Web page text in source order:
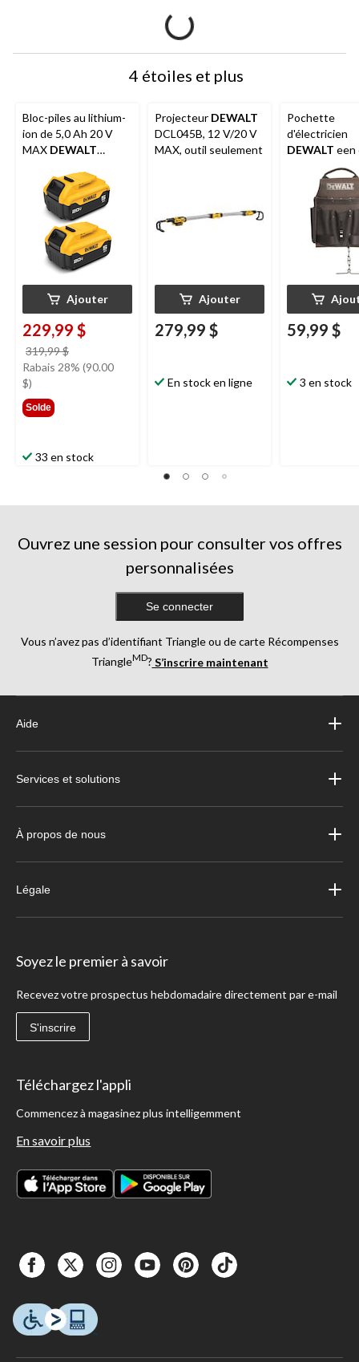
4 étoiles et plus
Bloc-piles au lithium-
ion de 5,0 Ah 20 V
MAX DEWALT
indicateur de
carburant à DEL, paq.
Ajouter
229,99 $
319,99 $
était
Rabais 28% (90.00
$)
Solde
33 en stock
Projecteur DEWALT
DCL045B, 12 V/20 V
MAX, outil seulement
Ajouter
279,99 $
En stock en ligne
Pochette
d'électricien
DEWALT een
pleine fleur de
première
résistant aux
8 pochettes
59,99 $
3 en stock
Ouvrez une session pour consulter vos offres
personnalisées
Se connecter
Vous n’avez pas d’identifiant Triangle ou de carte Récompenses
TriangleMD? S’inscrire maintenant
Aide
Services et solutions
À propos de nous
Légale
Soyez le premier à savoir
Recevez votre prospectus hebdomadaire directement par e-mail
S'inscrire
Téléchargez l'appli
Commencez à magasinez plus intelligemment
En savoir plus